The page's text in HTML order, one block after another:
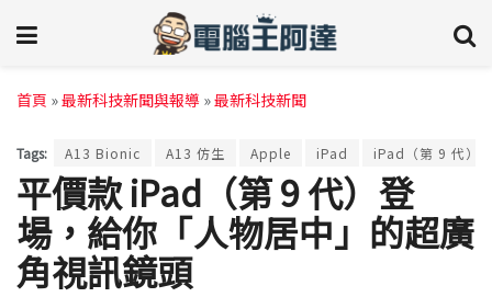
首頁 »最新科技新聞與報導 »最新科技新聞
Tags: A13 Bionic A13 仿生 Apple iPad iPad（第 9 代）
平價款 iPad（第 9 代）登
場，給你「人物居中」的超廣
角視訊鏡頭